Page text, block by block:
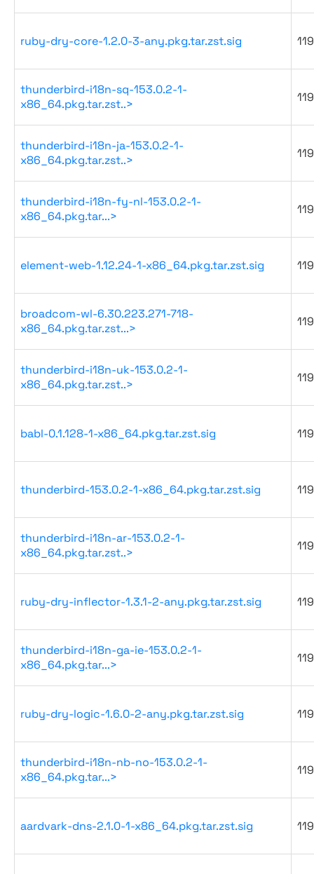
ruby-dry-core-1.2.0-3-any.pkg.tar.zst.sig
thunderbird-i18n-sq-153.0.2-1-
x86_64.pkg.tar.zst..>
thunderbird-i18n-ja-153.0.2-1-
x86_64.pkg.tar.zst..>
thunderbird-i18n-fy-nl-153.0.2-1-
x86_64.pkg.tar...>
element-web-1.12.24-1-x86_64.pkg.tar.zst.sig
broadcom-wl-6.30.223.271-718-
x86_64.pkg.tar.zst...>
thunderbird-i18n-uk-153.0.2-1-
x86_64.pkg.tar.zst..>
babl-0.1.128-1-x86_64.pkg.tar.zst.sig
thunderbird-153.0.2-1-x86_64.pkg.tar.zst.sig
thunderbird-i18n-ar-153.0.2-1-
x86_64.pkg.tar.zst..>
ruby-dry-inflector-1.3.1-2-any.pkg.tar.zst.sig
thunderbird-i18n-ga-ie-153.0.2-1-
x86_64.pkg.tar...>
ruby-dry-logic-1.6.0-2-any.pkg.tar.zst.sig
thunderbird-i18n-nb-no-153.0.2-1-
x86_64.pkg.tar...>
aardvark-dns-2.1.0-1-x86_64.pkg.tar.zst.sig